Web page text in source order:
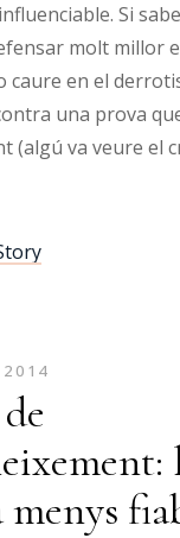
Si
molt millor
caure en el
una prova
(algú va veure el
2014
menys